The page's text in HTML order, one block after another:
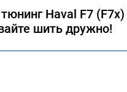
Haval F7
шить дружно!